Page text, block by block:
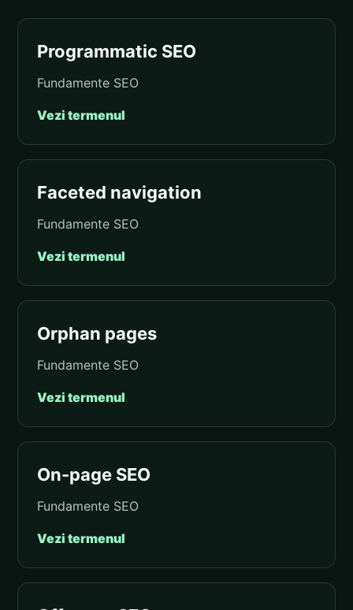
Programmatic SEO
Fundamente SEO
Vezi termenul
Faceted navigation
Fundamente SEO
Vezi termenul
Orphan pages
Fundamente SEO
Vezi termenul
On-page SEO
Fundamente SEO
Vezi termenul